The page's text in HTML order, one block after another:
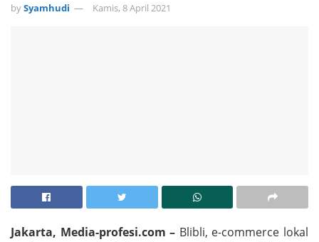
bySyamhudi Kamis, 8 April 2021
Jakarta, Media-profesi.com – Blibli, e-commerce lokal